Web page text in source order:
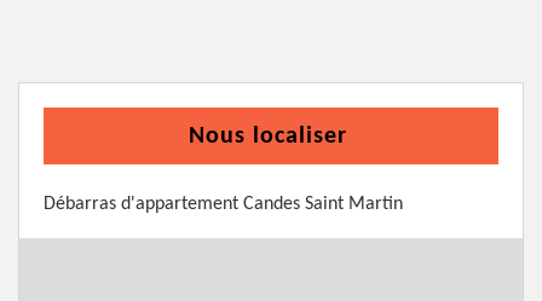
Nous localiser
Débarras d'appartement Candes Saint Martin